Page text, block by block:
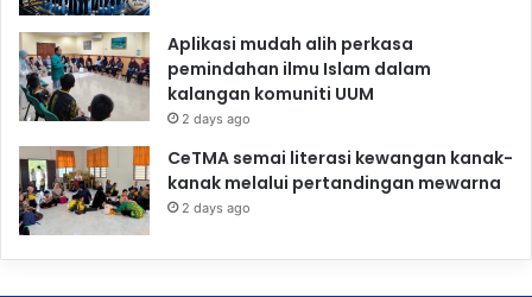
Aplikasi mudah alih perkasa
pemindahan ilmu Islam dalam
kalangan komuniti UUM
2 days ago
CeTMA semai literasi kewangan kanak-
kanak melalui pertandingan mewarna
2 days ago